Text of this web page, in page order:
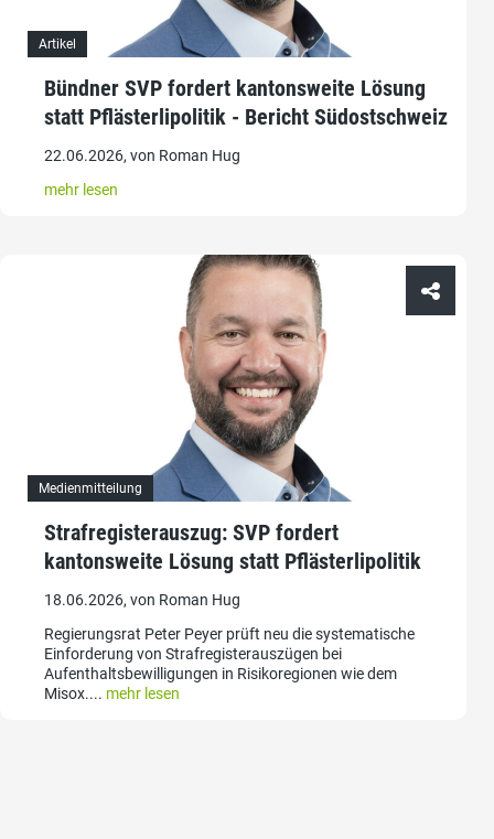
Artikel
Bündner SVP fordert kantonsweite Lösung
statt Pflästerlipolitik - Bericht Südostschweiz
22.06.2026, von Roman Hug
mehr lesen
Medienmitteilung
Strafregisterauszug: SVP fordert
kantonsweite Lösung statt Pflästerlipolitik
18.06.2026, von Roman Hug
Regierungsrat Peter Peyer prüft neu die systematische
Einforderung von Strafregisterauszügen bei
Aufenthaltsbewilligungen in Risikoregionen wie dem
Misox.... mehr lesen